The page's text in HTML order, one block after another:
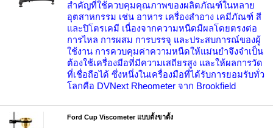
สำคัญที่ใช้ควบคุมคุณภาพของผลิตภัณฑ์ในหลาย
อุตสาหกรรม เช่น อาหาร เครื่องสำอาง เคมีภัณฑ์ สี
และปิโตรเคมี เนื่องจากความหนืดมีผลโดยตรงต่อ
การไหล การผสม การบรรจุ และประสบการณ์ของผู้
ใช้งาน การควบคุมค่าความหนืดให้แม่นยำจึงจำเป็น
ต้องใช้เครื่องมือที่มีความเสถียรสูง และให้ผลการวัด
ที่เชื่อถือได้ ซึ่งหนึ่งในเครื่องมือที่ได้รับการยอมรับทั่ว
โลกคือ DVNext Rheometer จาก Brookfield
Ford Cup Viscometer แบบตั้งขาตั้ง